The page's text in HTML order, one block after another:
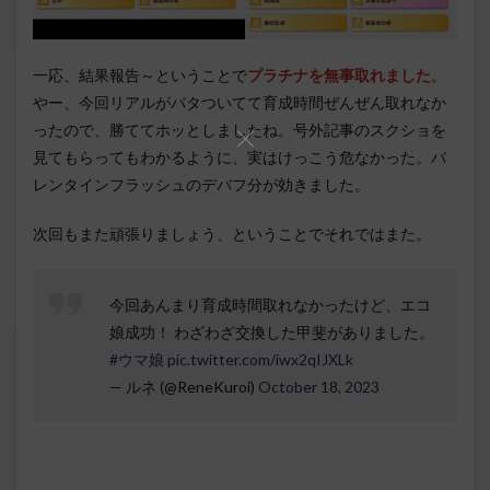
一応、結果報告～ということでプラチナを無事取れました。
やー、今回リアルがバタついてて育成時間ぜんぜん取れなか
ったので、勝ててホッとしましたね。号外記事のスクショを
見てもらってもわかるように、実はけっこう危なかった。バ
レンタインフラッシュのデバフ分が効きました。
次回もまた頑張りましょう、ということでそれではまた。
今回あんまり育成時間取れなかったけど、エコ
娘成功！ わざわざ交換した甲斐がありました。
#ウマ娘 pic.twitter.com/iwx2qIJXLk
— ルネ (@ReneKuroi) October 18, 2023